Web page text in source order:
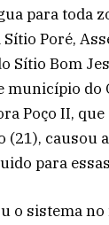
para toda
Poré,
Sítio Bom
município do
Poço II, que
(21), causou
para
o sistema